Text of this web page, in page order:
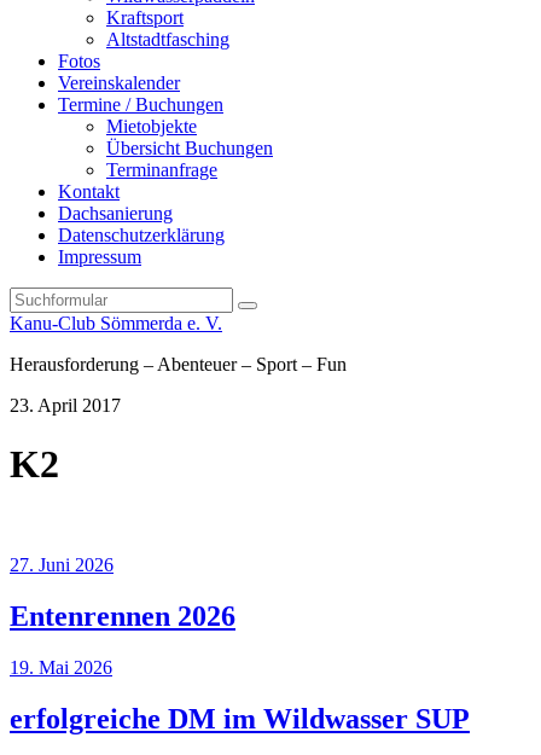
Kraftsport
Altstadtfasching
Fotos
Vereinskalender
Termine / Buchungen
Mietobjekte
Übersicht Buchungen
Terminanfrage
Kontakt
Dachsanierung
Datenschutzerklärung
Impressum
Search
Kanu-Club Sömmerda e. V.
Herausforderung – Abenteuer – Sport – Fun
23. April 2017
K2
27. Juni 2026
Entenrennen 2026
19. Mai 2026
erfolgreiche DM im Wildwasser SUP